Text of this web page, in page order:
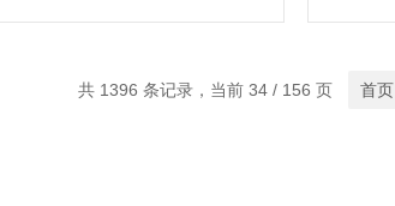
共 1396 条记录，当前 34 / 156 页 首页